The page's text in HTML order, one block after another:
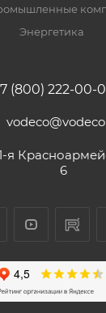
Энергетика
7 (800) 222-00-
я
6